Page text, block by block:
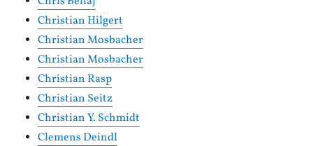
Christian Hilgert
Christian Mosbacher
Christian Mosbacher
Christian Rasp
Christian Seitz
Christian Y. Schmidt
Clemens Deindl